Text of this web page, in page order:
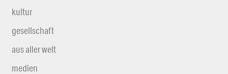
kultur
gesellschaft
aus aller welt
medien